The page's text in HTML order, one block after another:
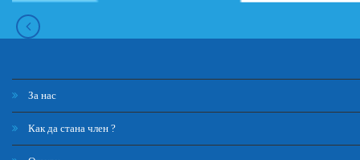
За нас
Как да стана член ?